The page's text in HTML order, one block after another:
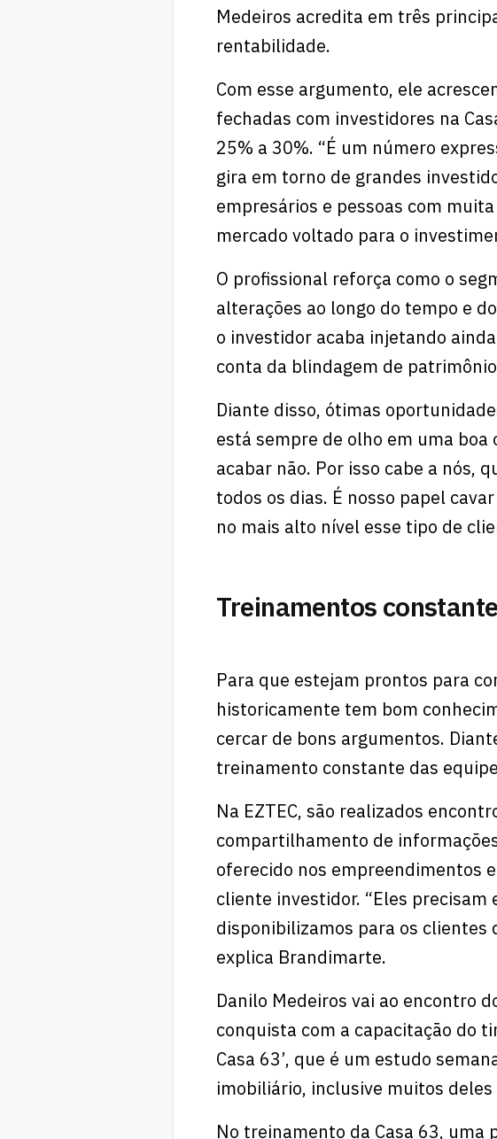
Medeiros acredita em três
rentabilidade.
Com esse argumento, ele
fechadas com investidores na
25% a 30%. “É um número
gira em torno de grandes
empresários e pessoas com
mercado voltado para o
O profissional reforça como o
alterações ao longo do tempo e
o investidor acaba injetando
conta da blindagem de
Diante disso, ótimas
está sempre de olho em uma boa
acabar não. Por isso cabe a nós,
todos os dias. É nosso papel
no mais alto nível esse tipo de
Treinamentos
Para que estejam prontos para
historicamente tem bom
cercar de bons argumentos.
treinamento constante das
Na EZTEC, são realizados
compartilhamento de
oferecido nos empreendimentos
cliente investidor. “Eles
disponibilizamos para os clientes
explica Brandimarte.
Danilo Medeiros vai ao encontro
conquista com a capacitação do
Casa 63’, que é um estudo
imobiliário, inclusive muitos
No treinamento da Casa 63, uma